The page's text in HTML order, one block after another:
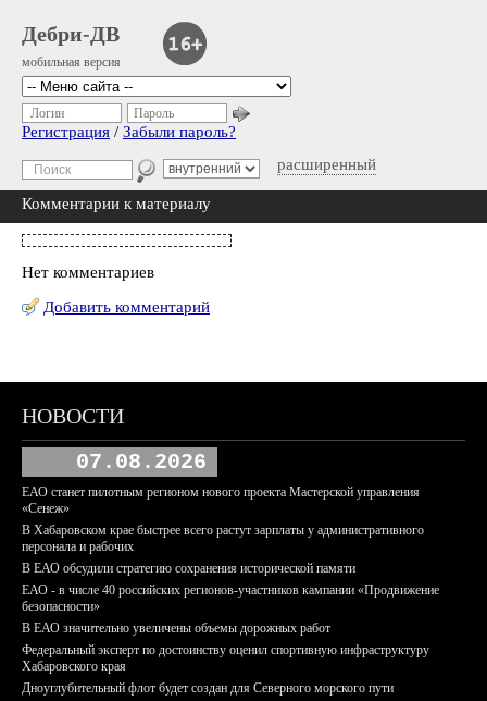
Дебри-ДВ
мобильная версия
расширенный
Логин Пароль
Регистрация / Забыли пароль?
Комментарии к материалу
Нет комментариев
Добавить комментарий
НОВОСТИ
07.08.2026
ЕАО станет пилотным регионом нового проекта Мастерской управления
«Сенеж»
В Хабаровском крае быстрее всего растут зарплаты у административного
персонала и рабочих
В ЕАО обсудили стратегию сохранения исторической памяти
ЕАО - в числе 40 российских регионов-участников кампании «Продвижение
безопасности»
В ЕАО значительно увеличены объемы дорожных работ
Федеральный эксперт по достоинству оценил спортивную инфраструктуру
Хабаровского края
Дноуглубительный флот будет создан для Северного морского пути